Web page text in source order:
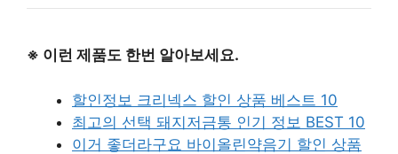
※ 이런 제품도 한번 알아보세요.
할인정보 크리넥스 할인 상품 베스트 10
최고의 선택 돼지저금통 인기 정보 BEST 10
이거 좋더라구요 바이올린약음기 할인 상품